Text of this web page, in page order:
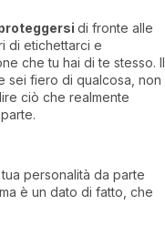
di fronte alle
di etichettarci e
che tu hai di te stesso. Il
sei fiero di qualcosa, non
ciò che realmente
personalità da parte
è un dato di fatto, che